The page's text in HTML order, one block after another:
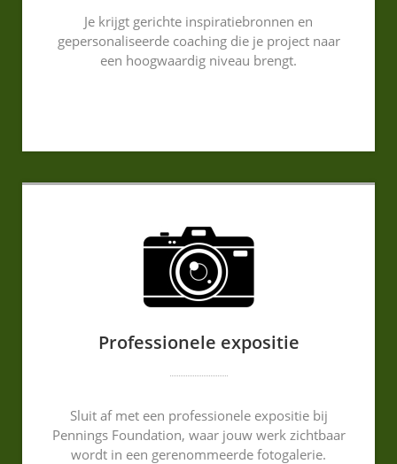
Je krijgt gerichte inspiratiebronnen en
gepersonaliseerde coaching die je project naar
een hoogwaardig niveau brengt.
Professionele expositie
Sluit af met een professionele expositie bij
Pennings Foundation, waar jouw werk zichtbaar
wordt in een gerenommeerde fotogalerie.